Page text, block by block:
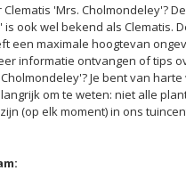
'Mrs. Cholmondeley'?
is ook wel bekend als Clematis.
een maximale hoogtevan
informatie ontvangen of tips
Je bent van harte
om te weten: niet alle
(op elk moment) in ons